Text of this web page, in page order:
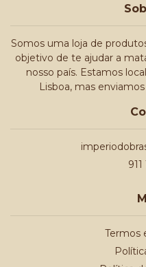
Somos uma loja de
objetivo de te ajudar a
nosso país. Estamos
Lisboa, mas
911
Termos